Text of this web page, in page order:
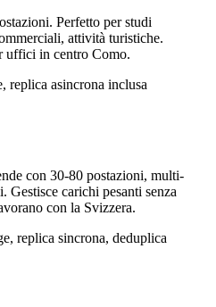
Perfetto per studi
attività turistiche.
uffici in centro Como.
replica asincrona inclusa
con 30-80 postazioni, multi-
Gestisce carichi pesanti senza
con la Svizzera.
replica sincrona, deduplica